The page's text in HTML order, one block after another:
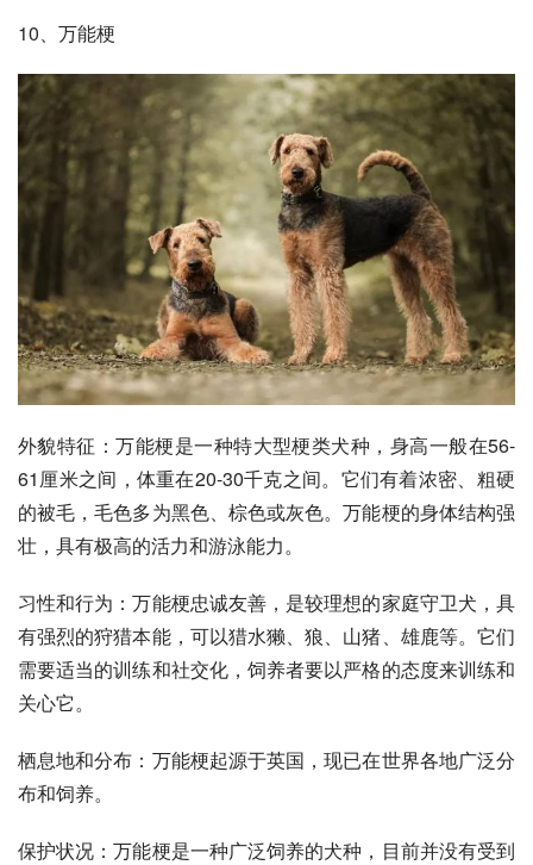
10、万能梗
外貌特征：万能梗是一种特大型梗类犬种，身高一般在56-
61厘米之间，体重在20-30千克之间。它们有着浓密、粗硬
的被毛，毛色多为黑色、棕色或灰色。万能梗的身体结构强
壮，具有极高的活力和游泳能力。
习性和行为：万能梗忠诚友善，是较理想的家庭守卫犬，具
有强烈的狩猎本能，可以猎水獭、狼、 山猪、雄鹿等。它们
需要适当的训练和社交化，饲养者要以严格的态度来训练和
关心它。
栖息地和分布：万能梗起源于英国，现已在世界各地广泛分
布和饲养。
保护状况：万能梗是一种广泛饲养的犬种，目前并没有受到